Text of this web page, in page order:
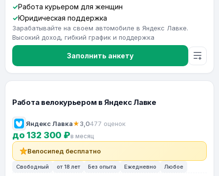
Работа курьером для женщин
Юридическая поддержка
Зарабатывайте на своем автомобиле в Яндекс Лавке.
Высокий доход, гибкий график и поддержка
Заполнить анкету
Работа велокурьером в Яндекс Лавке
Яндекс Лавка★3,0477 оценок
до 132 300 ₽в месяц
Велосипед бесплатно
Свободный от 18 лет Без опыта Ежедневно Любое